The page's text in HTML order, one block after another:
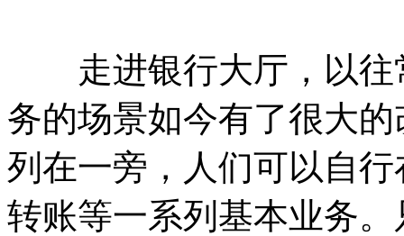
走进银行大厅，以往
务的场景如今有了很大
列在一旁，人们可以自
转账等一系列基本业务